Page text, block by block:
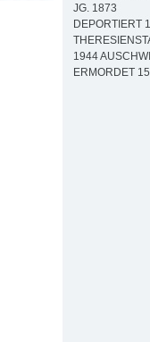
JG. 1873
DEPORTIERT
1944
ERMORDET